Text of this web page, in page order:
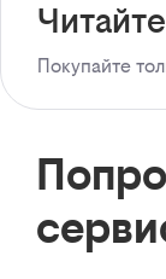
Покупайте